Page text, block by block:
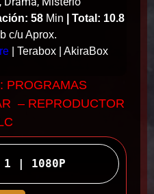
58 Min
Total: 10.8
b c/u Aprox.
| Terabox | AkiraBox
PROGRAMAS
– REPRODUCTOR
1 | 1080P